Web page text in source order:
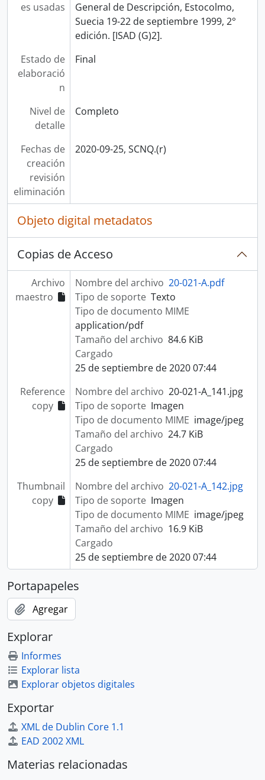
es usadas
General de Descripción, Estocolmo,
Suecia 19-22 de septiembre 1999, 2°
edición. [ISAD (G)2].
Estado de
elaboració
n
Final
Nivel de
detalle
Completo
Fechas de
creación
revisión
eliminación
2020-09-25, SCNQ.(r)
Objeto digital metadatos
Copias de Acceso
Archivo
maestro
Nombre del archivo 20-021-A.pdf
Tipo de soporte Texto
Tipo de documento MIME
application/pdf
Tamaño del archivo 84.6 KiB
Cargado
25 de septiembre de 2020 07:44
Reference
copy
Nombre del archivo 20-021-A_141.jpg
Tipo de soporte Imagen
Tipo de documento MIME image/jpeg
Tamaño del archivo 24.7 KiB
Cargado
25 de septiembre de 2020 07:44
Thumbnail
copy
Nombre del archivo 20-021-A_142.jpg
Tipo de soporte Imagen
Tipo de documento MIME image/jpeg
Tamaño del archivo 16.9 KiB
Cargado
25 de septiembre de 2020 07:44
Portapapeles
Agregar
Explorar
Informes
Explorar lista
Explorar objetos digitales
Exportar
XML de Dublin Core 1.1
EAD 2002 XML
Materias relacionadas